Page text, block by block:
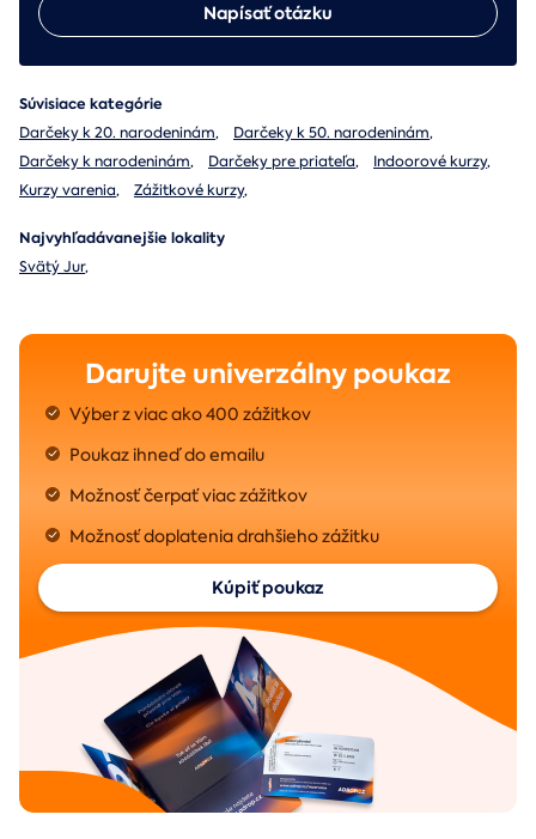
Napísať otázku
Súvisiace kategórie
Darčeky k 20. narodeninám, Darčeky k 50. narodeninám,
Darčeky k narodeninám, Darčeky pre priateľa, Indoorové kurzy,
Kurzy varenia, Zážitkové kurzy,
Najvyhľadávanejšie lokality
Svätý Jur,
Darujte univerzálny poukaz
Výber z viac ako 400 zážitkov
Poukaz ihneď do emailu
Možnosť čerpať viac zážitkov
Možnosť doplatenia drahšieho zážitku
Kúpiť poukaz